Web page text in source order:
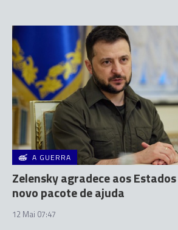
A GUERRA
Zelensky agradece aos
novo pacote de ajuda
12 Mai 07:47